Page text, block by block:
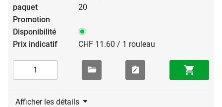
20
CHF 11.60 / 1 rouleau
Afficher les détails